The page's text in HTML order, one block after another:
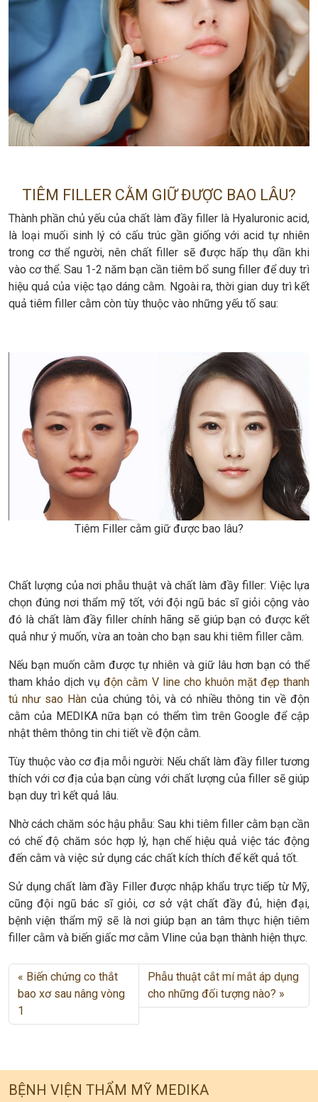
TIÊM FILLER CẰM GIỮ ĐƯỢC BAO LÂU?
Thành phần chủ yếu của chất làm đầy filler là Hyaluronic acid,
là loại muối sinh lý có cấu trúc gần giống với acid tự nhiên
trong cơ thể người, nên chất filler sẽ được hấp thụ dần khi
vào cơ thể. Sau 1-2 năm bạn cần tiêm bổ sung filler để duy trì
hiệu quả của việc tạo dáng cằm. Ngoài ra, thời gian duy trì kết
quả tiêm filler cằm còn tùy thuộc vào những yếu tố sau:
Tiêm Filler cằm giữ được bao lâu?
Chất lượng của nơi phẫu thuật và chất làm đầy filler: Việc lựa
chọn đúng nơi thẩm mỹ tốt, với đội ngũ bác sĩ giỏi cộng vào
đó là chất làm đầy filler chính hãng sẽ giúp bạn có được kết
quả như ý muốn, vừa an toàn cho bạn sau khi tiêm filler cằm.
Nếu bạn muốn cằm được tự nhiên và giữ lâu hơn bạn có thể
tham khảo dịch vụđộn cằm V line cho khuôn mặt đẹp thanh
tú như sao Hàncủa chúng tôi, và có nhiều thông tin về độn
cằm của MEDIKA nữa bạn có thểm tìm trên Google để cập
nhật thêm thông tin chi tiết về độn cằm.
Tùy thuộc vào cơ địa mỗi người: Nếu chất làm đầy filler tương
thích với cơ địa của bạn cùng với chất lượng của filler sẽ giúp
bạn duy trì kết quả lâu.
Nhờ cách chăm sóc hậu phẫu: Sau khi tiêm filler cằm bạn cần
có chế độ chăm sóc hợp lý, hạn chế hiệu quả việc tác động
đến cằm và việc sử dụng các chất kích thích để kết quả tốt.
Sử dụng chất làm đầy Filler được nhập khẩu trực tiếp từ Mỹ,
cũng đội ngũ bác sĩ giỏi, cơ sở vật chất đầy đủ, hiện đại,
bệnh viện thẩm mỹ sẽ là nơi giúp bạn an tâm thực hiện tiêm
filler cằm và biến giấc mơ cằm Vline của bạn thành hiện thực.
Biến chứng co thắt
bao xơ sau nâng vòng
1
Phẫu thuật cắt mí mắt áp dụng
cho những đối tượng nào?
BỆNH VIỆN THẨM MỸ MEDIKA